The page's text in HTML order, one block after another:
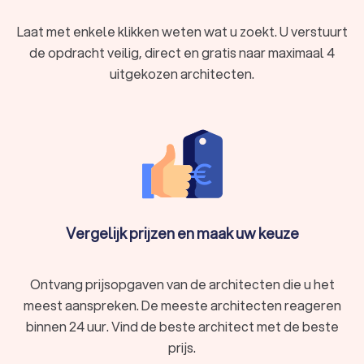
Laat met enkele klikken weten wat u zoekt. U verstuurt
de opdracht veilig, direct en gratis naar maximaal 4
uitgekozen architecten.
Vergelijk prijzen en maak uw keuze
Ontvang prijsopgaven van de architecten die u het
meest aanspreken. De meeste architecten reageren
binnen 24 uur. Vind de beste architect met de beste
prijs.